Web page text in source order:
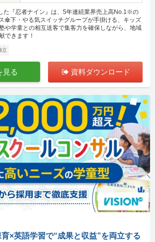
た『忍者ナイン』は、5年連続業界売上高No.1※の
傘下・やる気スイッチグループが手掛ける、キッズ
や学童との相互送客で集客力を確保しながら、地域
できます！
立
見る 資料ダウンロード
×英語学習で“成果と収益”を両立する